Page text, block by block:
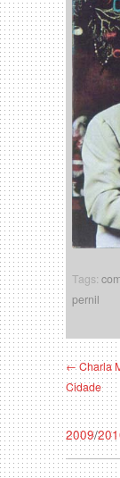
Tags:
pernil
← Charla
Cidade
2009/